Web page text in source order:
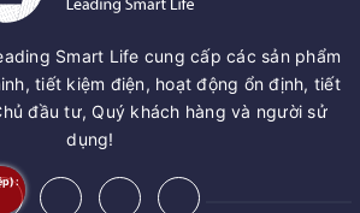
Smart Life cung cấp các sản phẩm
tiết kiệm điện, hoạt động ổn định, tiết
đầu tư, Quý khách hàng và người sử
dụng!